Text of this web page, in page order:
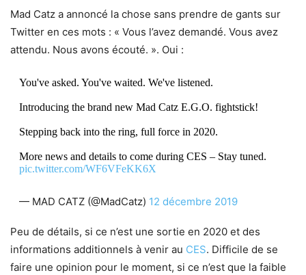
Mad Catz a annoncé la chose sans prendre de gants sur
Twitter en ces mots : « Vous l’avez demandé. Vous avez
attendu. Nous avons écouté. ». Oui :
You've asked. You've waited. We've listened.
Introducing the brand new Mad Catz E.G.O. fightstick!
Stepping back into the ring, full force in 2020.
More news and details to come during CES – Stay tuned.
pic.twitter.com/WF6VFeKK6X
— MAD CATZ (@MadCatz) 12 décembre 2019
Peu de détails, si ce n’est une sortie en 2020 et des
informations additionnels à venir au CES. Difficile de se
faire une opinion pour le moment, si ce n’est que la faible